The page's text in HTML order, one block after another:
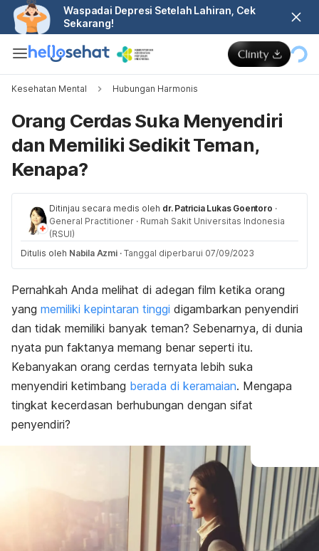
Waspadai Depresi Setelah Lahiran, Cek
Sekarang!
Kesehatan Mental Hubungan Harmonis
Orang Cerdas Suka Menyendiri
dan Memiliki Sedikit Teman,
Kenapa?
Ditinjau secara medis oleh dr. Patricia Lukas Goentoro ·
General Practitioner · Rumah Sakit Universitas Indonesia
(RSUI)
Ditulis oleh Nabila Azmi · Tanggal diperbarui 07/09/2023
Pernahkah Anda melihat di adegan film ketika orang
yang memiliki kepintaran tinggi digambarkan penyendiri
dan tidak memiliki banyak teman? Sebenarnya, di dunia
nyata pun faktanya memang benar seperti itu.
Kebanyakan orang cerdas ternyata lebih suka
menyendiri ketimbang berada di keramaian. Mengapa
tingkat kecerdasan berhubungan dengan sifat
penyendiri?